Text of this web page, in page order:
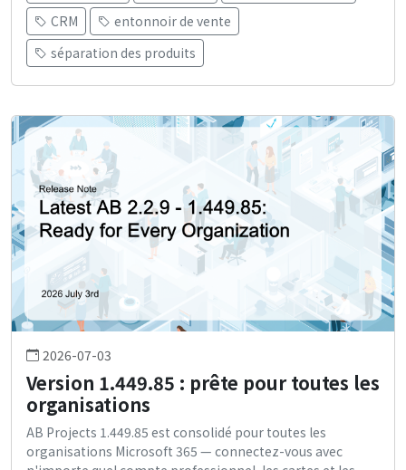
CRM
entonnoir de vente
séparation des produits
2026-07-03
Version 1.449.85 : prête pour toutes les
organisations
AB Projects 1.449.85 est consolidé pour toutes les
organisations Microsoft 365 — connectez-vous avec